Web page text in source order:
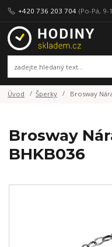
+420 736 203 704 (Po-Pá, 9-
Úvod Šperky Brosway
Brosway
BHKB036